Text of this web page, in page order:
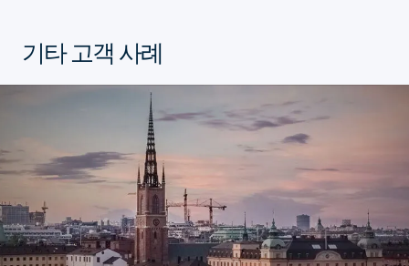
기타 고객 사례